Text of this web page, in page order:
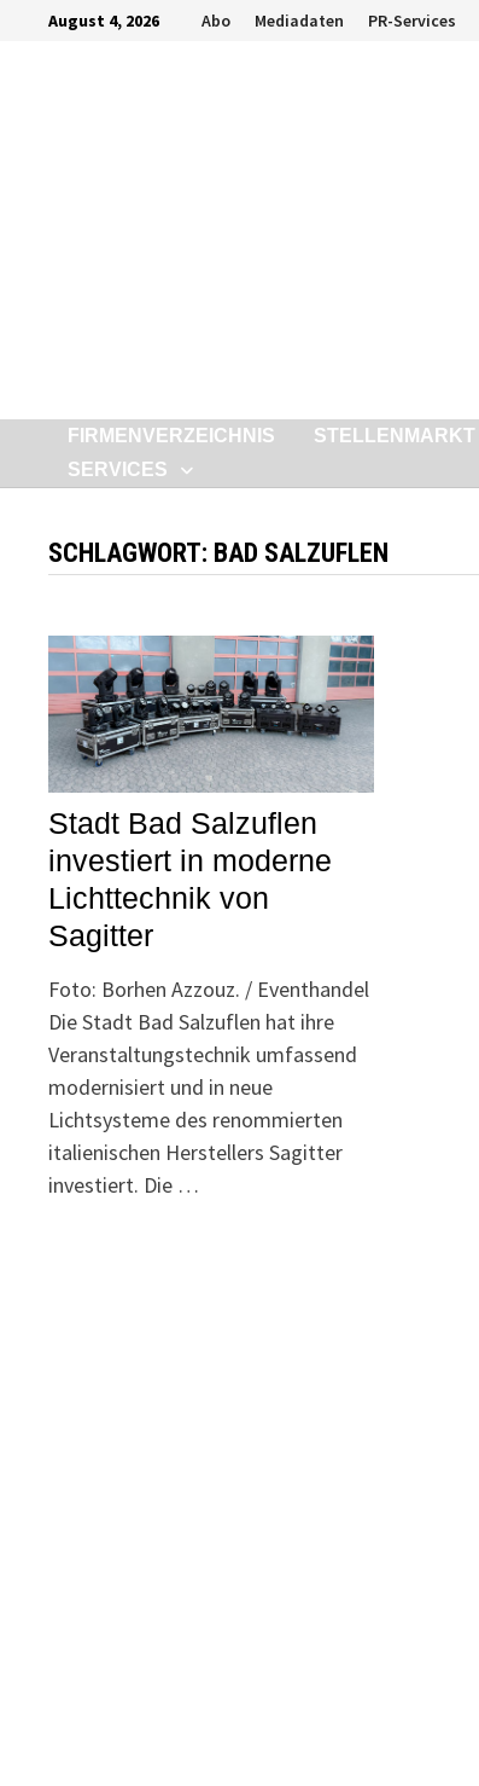
ZurückAugust 4, 2026 Abo Mediadaten PR-Services
FIRMENVERZEICHNIS STELLENMARKT
SERVICES
SCHLAGWORT: BAD SALZUFLEN
Stadt Bad Salzuflen
investiert in moderne
Lichttechnik von
Sagitter
Foto: Borhen Azzouz. / Eventhandel
Die Stadt Bad Salzuflen hat ihre
Veranstaltungstechnik umfassend
modernisiert und in neue
Lichtsysteme des renommierten
italienischen Herstellers Sagitter
investiert. Die …